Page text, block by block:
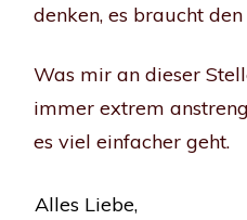
denken, es braucht
Was mir an dieser
immer extrem
es viel einfacher geht.
Alles Liebe,